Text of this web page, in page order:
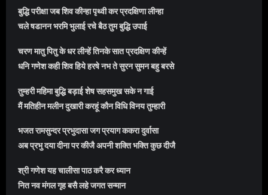
बुद्धि परीक्षा जब शिव कीन्हा पृथ्वी कर प्रदक्षिणा लीन्हा
चले षडानन भरमि भुलाई रचे बैठ तुम बुद्धि उपाई
चरण मातु पितु के धर लीन्हें तिनके सात प्रदक्षिण कीन्हें
धनि गणेश कही शिव हिये हरषे नभ ते सुरन सुमन बहु बरसे
तुम्हरी महिमा बुद्धि बड़ाई शेष सहसमुख सके न गाई
मैं मतिहीन मलीन दुखारी करहूं कौन विधि विनय तुम्हारी
भजत रामसुन्दर प्रभुदासा जग प्रयाग ककरा दुर्वासा
अब प्रभु दया दीना पर कीजै अपनी शक्ति भक्ति कुछ दीजै
श्री गणेश यह चालीसा पाठ करै कर ध्यान
नित नव मंगल गृह बसै लहे जगत सन्मान